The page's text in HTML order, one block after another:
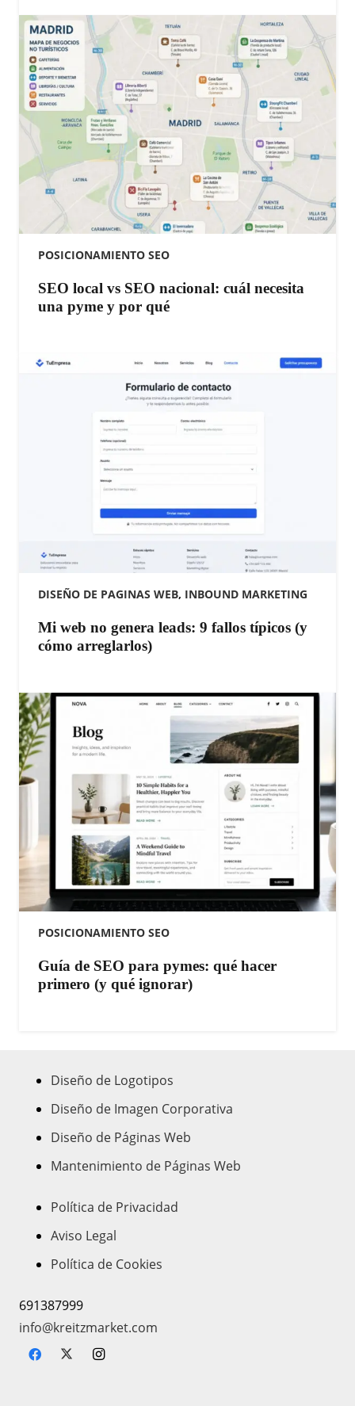
POSICIONAMIENTO SEO
SEO local vs SEO nacional: cuál necesita
una pyme y por qué
DISEÑO DE PAGINAS WEB, INBOUND MARKETING
Mi web no genera leads: 9 fallos típicos (y
cómo arreglarlos)
POSICIONAMIENTO SEO
Guía de SEO para pymes: qué hacer
primero (y qué ignorar)
Diseño de Logotipos
Diseño de Imagen Corporativa
Diseño de Páginas Web
Mantenimiento de Páginas Web
Política de Privacidad
Aviso Legal
Política de Cookies
691387999
info@kreitzmarket.com